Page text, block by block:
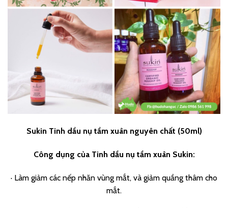
Sukin Tinh dầu nụ tầm xuân nguyên chất (50ml)
Công dụng của Tinh dầu nụ tầm xuân Sukin:
· Làm giảm các nếp nhăn vùng mắt, và giảm quầng thâm cho
mắt.